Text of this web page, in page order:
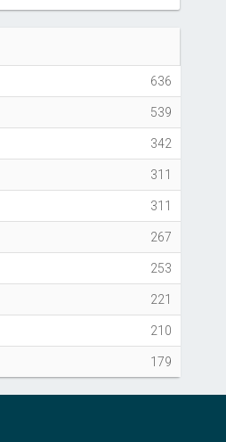
636
539
342
311
311
267
253
221
210
179